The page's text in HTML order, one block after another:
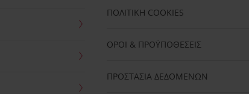
ΠΟΛΙΤΙΚΗ COOKIES
ΟΡΟΙ & ΠΡΟΫΠΟΘΕΣΕΙΣ
ΠΡΟΣΤΑΣΙΑ ΔΕΔΟΜΕΝΩΝ